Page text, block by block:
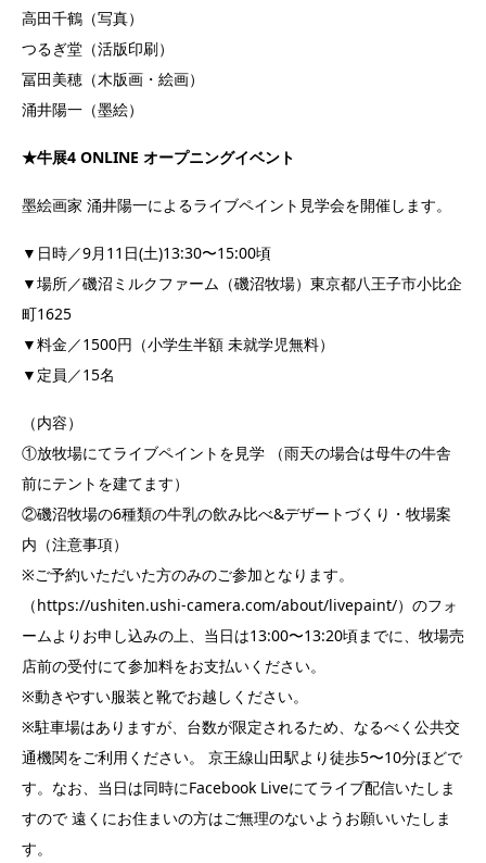
高田千鶴（写真）
つるぎ堂（活版印刷）
冨田美穂（木版画・絵画）
涌井陽一（墨絵）
★牛展4 ONLINE オープニングイベント
墨絵画家 涌井陽一によるライブペイント見学会を開催します。
▼日時／9月11日(土)13:30〜15:00頃
▼場所／磯沼ミルクファーム（磯沼牧場）東京都八王子市小比企
町1625
▼料金／1500円（小学生半額 未就学児無料）
▼定員／15名
（内容）
①放牧場にてライブペイントを見学 （雨天の場合は母牛の牛舎
前にテントを建てます）
②磯沼牧場の6種類の牛乳の飲み比べ&デザートづくり・牧場案
内（注意事項）
※ご予約いただいた方のみのご参加となります。
（https://ushiten.ushi-camera.com/about/livepaint/）のフォ
ームよりお申し込みの上、当日は13:00〜13:20頃までに、牧場売
店前の受付にて参加料をお支払いください。
※動きやすい服装と靴でお越しください。
※駐車場はありますが、台数が限定されるため、なるべく公共交
通機関をご利用ください。 京王線山田駅より徒歩5〜10分ほどで
す。なお、当日は同時にFacebook Liveにてライブ配信いたしま
すので 遠くにお住まいの方はご無理のないようお願いいたしま
す。